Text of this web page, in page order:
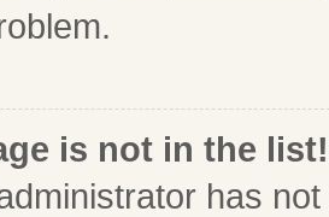
is not in the list!
has